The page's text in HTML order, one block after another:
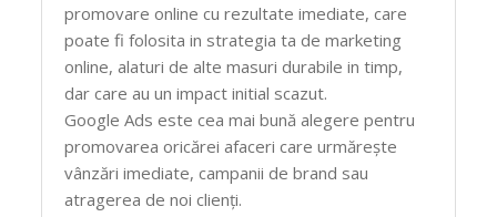
promovare online cu rezultate imediate, care
poate fi folosita in strategia ta de marketing
online, alaturi de alte masuri durabile in timp,
dar care au un impact initial scazut.
Google Ads este cea mai bună alegere pentru
promovarea oricărei afaceri care urmăreşte
vânzări imediate, campanii de brand sau
atragerea de noi clienţi.